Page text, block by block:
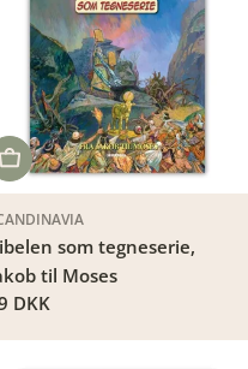
LÆG I KURV
som tegneserie,
til Moses
DKK